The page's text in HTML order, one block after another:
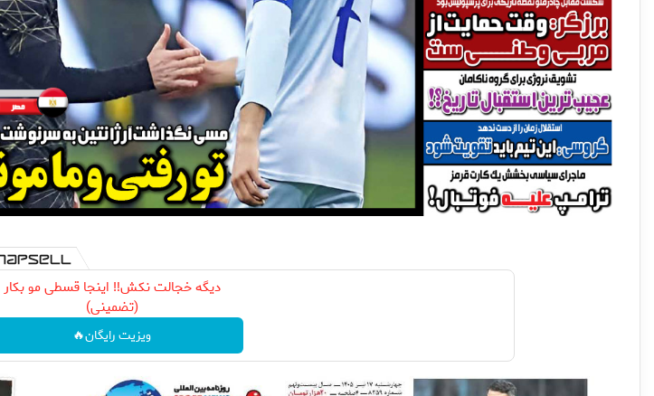
دیگه خجالت نکش‼️ اینجا قسطی مو بکار
(تضمینی)
ویزیت رایگان🔥